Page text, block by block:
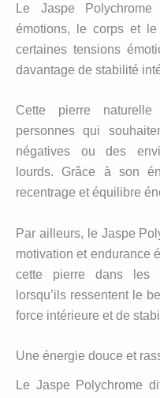
Le Jaspe
émotions, le corps et
certaines tensions
davantage de stabilité
Cette pierre naturelle
personnes qui
négatives ou des
lourds. Grâce à son
recentrage et équilibre
Par ailleurs, le Jaspe
motivation et endurance
cette pierre dans les
lorsqu’ils ressentent le
force intérieure et de
Une énergie douce et
Le Jaspe Polychrome